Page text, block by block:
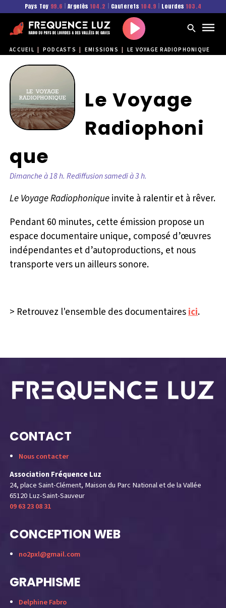
Pays Toy 99.6 Argelès 104.2 Cauterets 104.9 Lourdes 103.4
Play
ACCUEIL PODCASTS EMISSIONS LE VOYAGE RADIOPHONIQUE
Le Voyage
Radiophoni
que
Dimanche à 18 h. Rediffusion samedi à 3 h.
Le Voyage Radiophoniqueinvite à ralentir et à rêver.
Pendant 60 minutes, cette émission propose un
espace documentaire unique, composé d’œuvres
indépendantes et d’autoproductions, et nous
transporte vers un ailleurs sonore.
> Retrouvez l'ensemble des documentairesici.
CONTACT
Nous contacter
Association Fréquence Luz
24, place Saint-Clément, Maison du Parc National et de la Vallée
65120 Luz-Saint-Sauveur
09 63 23 08 31
CONCEPTION WEB
no2pxl@gmail.com
GRAPHISME
Delphine Fabro